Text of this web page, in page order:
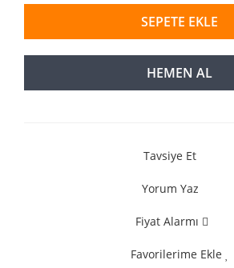
SEPETE EKLE
HEMEN AL
Tavsiye Et
Yorum Yaz
Fiyat Alarmı
Favorilerime Ekle